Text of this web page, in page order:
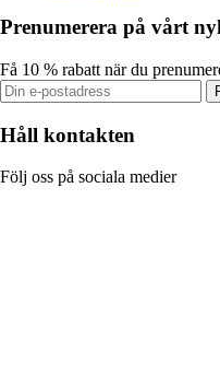
Prenumerera på vårt
Få 10 % rabatt när du
Håll kontakten
Följ oss på sociala medier